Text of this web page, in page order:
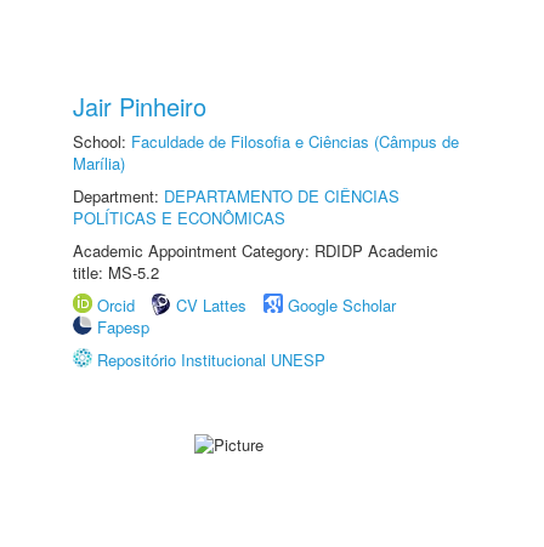
Jair Pinheiro
School: Faculdade de Filosofia e Ciências (Câmpus de
Marília)
Department: DEPARTAMENTO DE CIÊNCIAS
POLÍTICAS E ECONÔMICAS
Academic Appointment Category: RDIDP Academic
title: MS-5.2
Orcid
CV Lattes
Google Scholar
Fapesp
Repositório Institucional UNESP